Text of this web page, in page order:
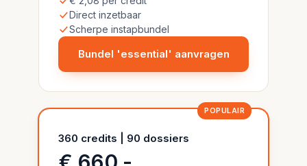
Direct inzetbaar
Scherpe instapbundel
Bundel 'essential' aanvragen
POPULAIR
360 credits | 90 dossiers